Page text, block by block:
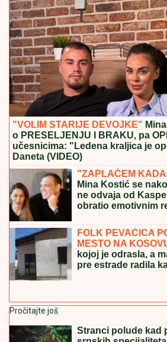
BIVŠI FUDBALER
INVESTIRAO
Kupio staru kuću u
restoran na Bojani,
bivšoj supruzi
RIJALITI ZVEZDA
VILI U BEOGRADU
kvadrata, a samo
GARSONJERA: "On
naslednik"
FILMSKA SCENA:Kućni pas
medveda
OPREZNO AKO
Zbog ove bolesti
pluća, srce, oči
DRAGAN